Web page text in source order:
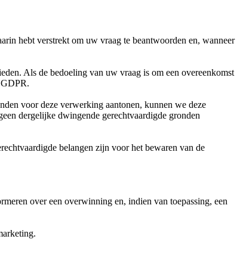
hebt verstrekt om uw vraag te beantwoorden en, wanneer
Als de bedoeling van uw vraag is om een overeenkomst
voor deze verwerking aantonen, kunnen we deze
dergelijke dwingende gerechtvaardigde gronden
belangen zijn voor het bewaren van de
over een overwinning en, indien van toepassing, een